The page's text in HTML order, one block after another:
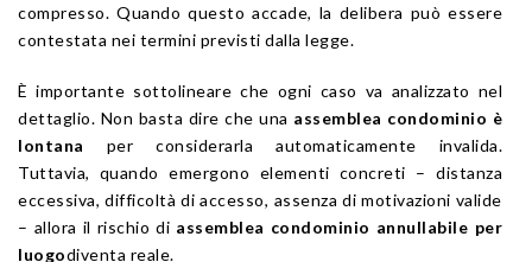
compresso. Quando questo accade, la delibera può essere
contestata nei termini previsti dalla legge.
È importante sottolineare che ogni caso va analizzato nel
dettaglio. Non basta dire che una assemblea condominio è
lontana per considerarla automaticamente invalida.
Tuttavia, quando emergono elementi concreti – distanza
eccessiva, difficoltà di accesso, assenza di motivazioni valide
– allora il rischio di assemblea condominio annullabile per
luogodiventa reale.